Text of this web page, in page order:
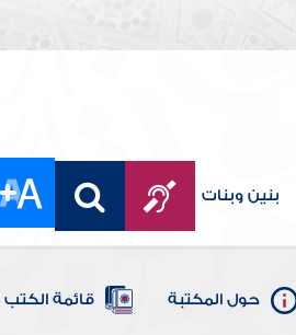
بنين وبنات
حول المكتبة قائمة الكتب